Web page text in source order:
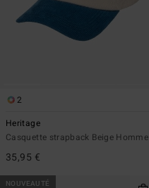
2
Heritage
Casquette strapback Beige Homme
35,95 €
NOUVEAUTÉ